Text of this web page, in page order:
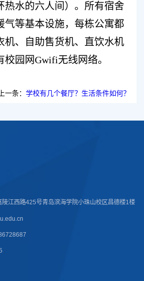
热水的六人间）。所有宿舍
气等基本设施，每栋公寓都
机、自助售货机、直饮水机
园网Gwifi无线网络。
上一条： 学校有几个餐厅？生活条件如何？
江西路425号青岛滨海学院小珠山校区昌德楼1楼